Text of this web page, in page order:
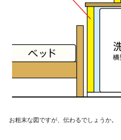
お粗末な図ですが、伝わるでしょうか。